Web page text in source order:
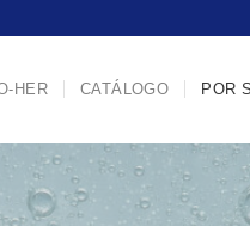
HER CATÁLOGO POR